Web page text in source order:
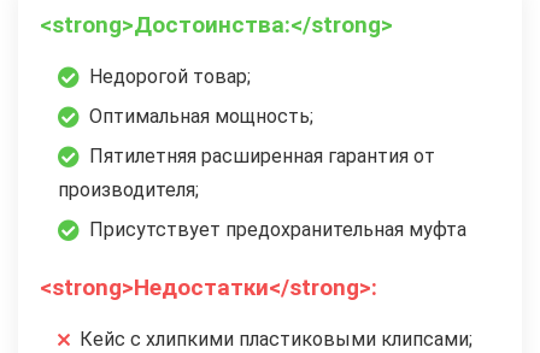
<strong>Достоинства:</strong>
Недорогой товар;
Оптимальная мощность;
Пятилетняя расширенная гарантия от
производителя;
Присутствует предохранительная муфта
<strong>Недостатки</strong>:
Кейс с хлипкими пластиковыми клипсами;